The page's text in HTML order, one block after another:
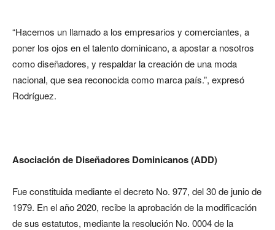
“Hacemos un llamado a los empresarios y comerciantes, a
poner los ojos en el talento dominicano, a apostar a nosotros
como diseñadores, y respaldar la creación de una moda
nacional, que sea reconocida como marca país.”, expresó
Rodríguez.
Asociación de Diseñadores Dominicanos (ADD)
Fue constituida mediante el decreto No. 977, del 30 de junio de
1979. En el año 2020, recibe la aprobación de la modificación
de sus estatutos, mediante la resolución No. 0004 de la